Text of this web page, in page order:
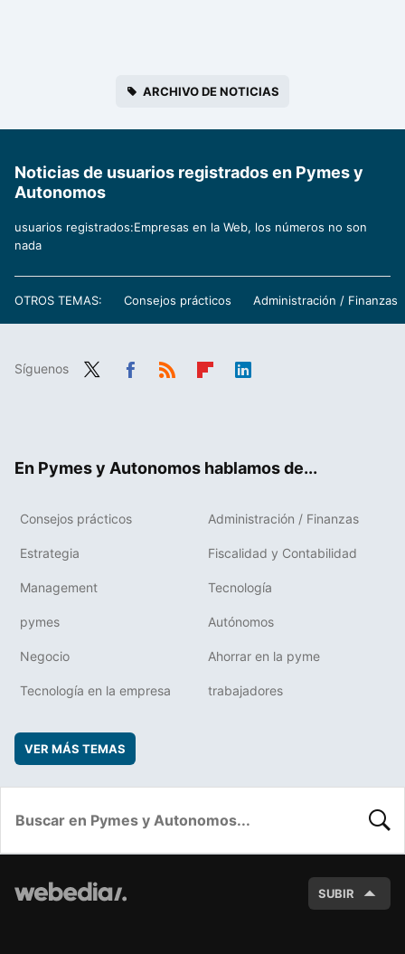
ARCHIVO DE NOTICIAS
Noticias de usuarios registrados en Pymes y
Autonomos
usuarios registrados:Empresas en la Web, los números no son
nada
OTROS TEMAS: Consejos prácticos Administración / Finanzas
Síguenos
En Pymes y Autonomos hablamos de...
Consejos prácticos Administración / Finanzas
Estrategia Fiscalidad y Contabilidad
Management Tecnología
pymes Autónomos
Negocio Ahorrar en la pyme
Tecnología en la empresa trabajadores
VER MÁS TEMAS
SUBIR